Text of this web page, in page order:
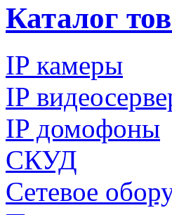
Каталог
IP камеры
IP
IP домофоны
СКУД
Сетевое